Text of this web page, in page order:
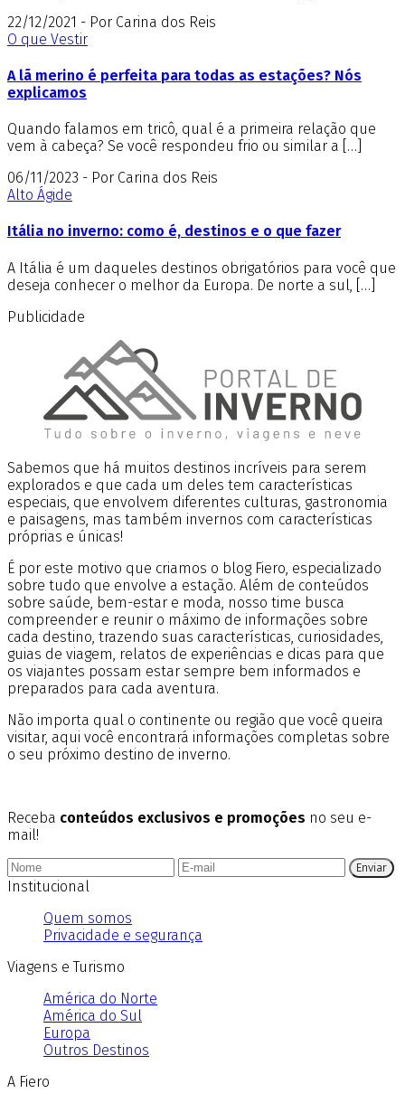
22/12/2021 - Por Carina dos Reis
O que Vestir
A lã merino é perfeita para todas as estações? Nós
explicamos
Quando falamos em tricô, qual é a primeira relação que
vem à cabeça? Se você respondeu frio ou similar a […]
06/11/2023 - Por Carina dos Reis
Alto Ágide
Itália no inverno: como é, destinos e o que fazer
A Itália é um daqueles destinos obrigatórios para você que
deseja conhecer o melhor da Europa. De norte a sul, […]
Publicidade
Sabemos que há muitos destinos incríveis para serem
explorados e que cada um deles tem características
especiais, que envolvem diferentes culturas, gastronomia
e paisagens, mas também invernos com características
próprias e únicas!
É por este motivo que criamos o blog Fiero, especializado
sobre tudo que envolve a estação. Além de conteúdos
sobre saúde, bem-estar e moda, nosso time busca
compreender e reunir o máximo de informações sobre
cada destino, trazendo suas características, curiosidades,
guias de viagem, relatos de experiências e dicas para que
os viajantes possam estar sempre bem informados e
preparados para cada aventura.
Não importa qual o continente ou região que você queira
visitar, aqui você encontrará informações completas sobre
o seu próximo destino de inverno.
Receba conteúdos exclusivos e promoções no seu e-
mail!
Enviar
Institucional
Quem somos
Privacidade e segurança
Viagens e Turismo
América do Norte
América do Sul
Europa
Outros Destinos
A Fiero